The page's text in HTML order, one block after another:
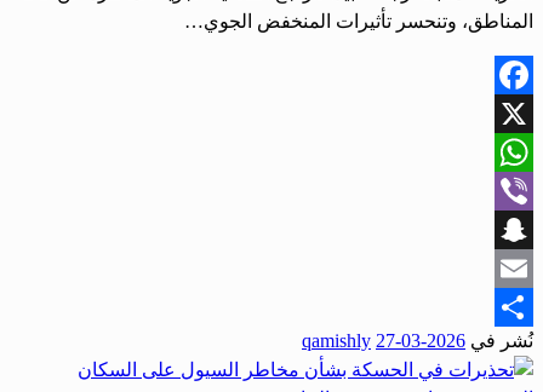
المناطق، وتنحسر تأثيرات المنخفض الجوي…
Facebook
X
WhatsApp
Viber
Snapchat
Email
Share
نُشر في 2026-03-27
qamishly